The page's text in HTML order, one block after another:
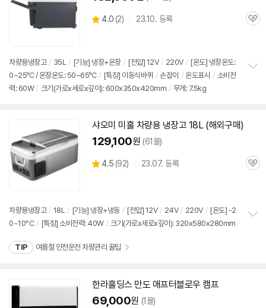
별
4.0 (상
뷰
2) 23.10. 등록
관
차량용냉장고 / 35L / [기능] 냉장+온장 / [전압] 12V / 220V / [온도] 냉장온도:
0~25ºC / 온장온도: 50~65ºC / [특징] 이동식바퀴 / 손잡이 / 온도표시 / 소비전
력: 60W / 크기(가로x세로x깊이): 600x350x420mm / 무게: 7.5kg
샤오미 미홀 차량용 냉장고 18L (해외구매)
129,100원 (61몰)
별
4.5 (상
92) 23.07. 등록
관
차량용냉장고 / 18L / [기능] 냉장+냉동 / [전압] 12V / 24V / 220V / [온도] -2
0~10°C / [특징] 소비전력: 40W / 크기(가로x세로x깊이): 320x580x280mm
TIP 여름철 안전운전 차량관리 꿀팁
한라홀딩스 만도 애프터블로우 캠프
69,000원 (1몰)